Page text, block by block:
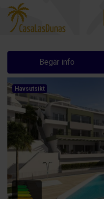
Begär info
Havsutsikt